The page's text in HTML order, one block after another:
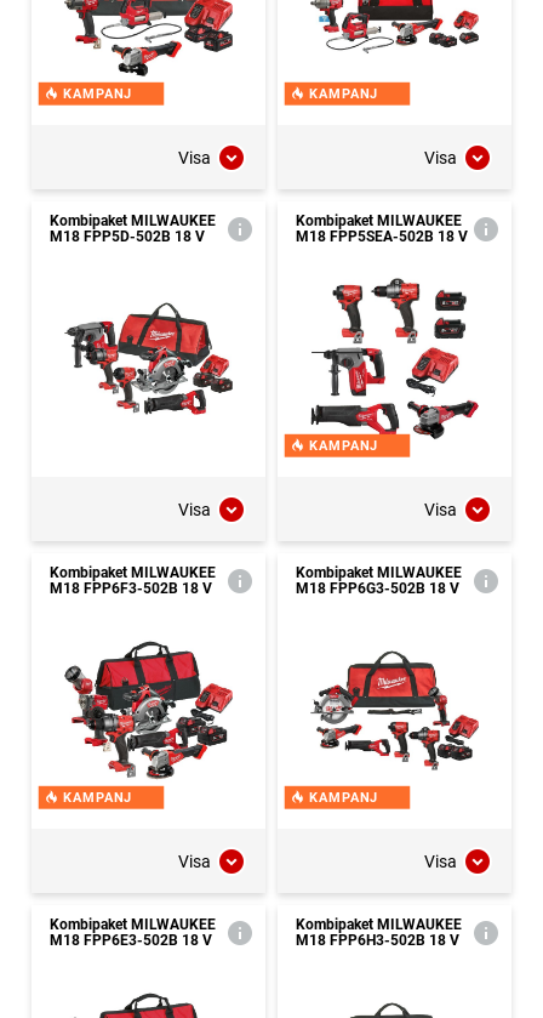
KAMPANJ
Visa
KAMPANJ
Visa
Kombipaket MILWAUKEE
M18 FPP5D-502B 18 V
Visa
Kombipaket MILWAUKEE
M18 FPP5SEA-502B 18 V
KAMPANJ
Visa
Kombipaket MILWAUKEE
M18 FPP6F3-502B 18 V
KAMPANJ
Visa
Kombipaket MILWAUKEE
M18 FPP6G3-502B 18 V
KAMPANJ
Visa
Kombipaket MILWAUKEE
M18 FPP6E3-502B 18 V
Kombipaket MILWAUKEE
M18 FPP6H3-502B 18 V